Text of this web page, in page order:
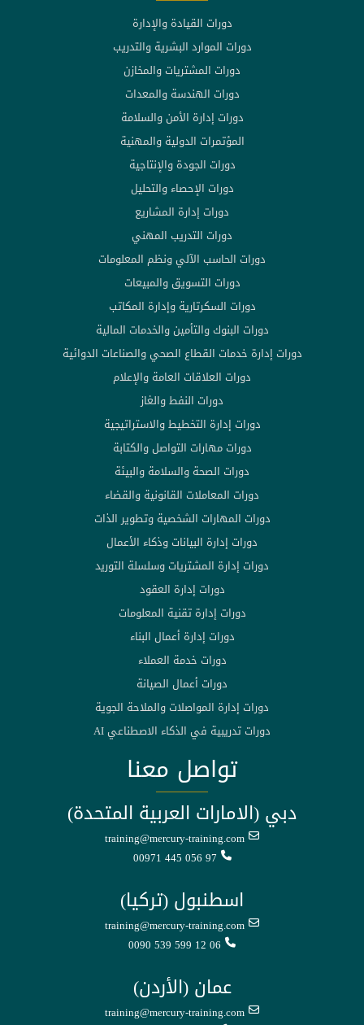
دورات القيادة والإدارة
دورات الموارد البشرية والتدريب
دورات المشتريات والمخازن
دورات الهندسة والمعدات
دورات إدارة الأمن والسلامة
المؤتمرات الدولية والمهنية
دورات الجودة والإنتاجية
دورات الإحصاء والتحليل
دورات إدارة المشاريع
دورات التدريب المهني
دورات الحاسب الآلي ونظم المعلومات
دورات التسويق والمبيعات
دورات السكرتارية وإدارة المكاتب
دورات البنوك والتأمين والخدمات المالية
دورات إدارة خدمات القطاع الصحي والصناعات الدوائية
دورات العلاقات العامة والإعلام
دورات النفط والغاز
دورات إدارة التخطيط والاستراتيجية
دورات مهارات التواصل والكتابة
دورات الصحة والسلامة والبيئة
دورات المعاملات القانونية والقضاء
دورات المهارات الشخصية وتطوير الذات
دورات إدارة البيانات وذكاء الأعمال
دورات إدارة المشتريات وسلسلة التوريد
دورات إدارة العقود
دورات إدارة تقنية المعلومات
دورات إدارة أعمال البناء
دورات خدمة العملاء
دورات أعمال الصيانة
دورات إدارة المواصلات والملاحة الجوية
دورات تدريبية في الذكاء الاصطناعي AI
تواصل معنا
دبي (الامارات العربية المتحدة)
training@mercury-training.com
00971 445 056 97
اسطنبول (تركيا)
training@mercury-training.com
0090 539 599 12 06
عمان (الأردن)
training@mercury-training.com